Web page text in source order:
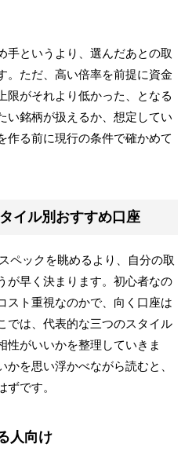
手というより、選んだあとの取
。ただ、高い倍率を前提に資金
限がそれより低かった、となる
い銘柄が扱えるか、想定してい
作る前に現行の条件で確かめて
イル別おすすめ口座
ペックを眺めるより、自分の取
が早く決まります。初心者なの
スト重視なのかで、向く口座は
では、代表的な三つのスタイル
性がいいかを整理していきま
を思い浮かべながら読むと、
です。
人向け